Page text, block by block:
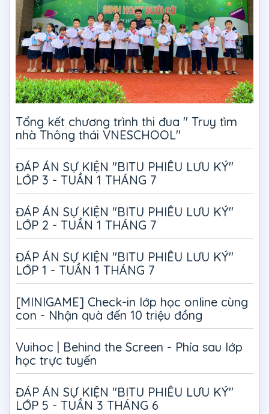
Tổng kết chương trình thi đua " Truy tìm
nhà Thông thái VNESCHOOL"
ĐÁP ÁN SỰ KIỆN "BITU PHIÊU LƯU KÝ"
LỚP 3 - TUẦN 1 THÁNG 7
ĐÁP ÁN SỰ KIỆN "BITU PHIÊU LƯU KÝ"
LỚP 2 - TUẦN 1 THÁNG 7
ĐÁP ÁN SỰ KIỆN "BITU PHIÊU LƯU KÝ"
LỚP 1 - TUẦN 1 THÁNG 7
[MINIGAME] Check-in lớp học online cùng
con - Nhận quà đến 10 triệu đồng
Vuihoc | Behind the Screen - Phía sau lớp
học trực tuyến
ĐÁP ÁN SỰ KIỆN "BITU PHIÊU LƯU KÝ"
LỚP 5 - TUẦN 3 THÁNG 6